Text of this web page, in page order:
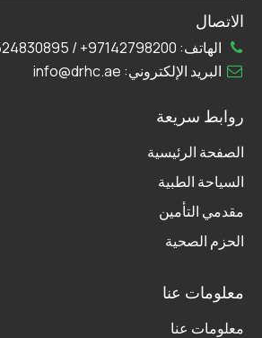
معلومات عنا
معلومات عنا
روابط سريعة
الصفحة الرئيسية
السياحة الطبية
مقدمي التأمين
الحزم الصحية
الاتصال
الهاتف: 97142798200+
/
البريد الإلكتروني: info@drhc.ae